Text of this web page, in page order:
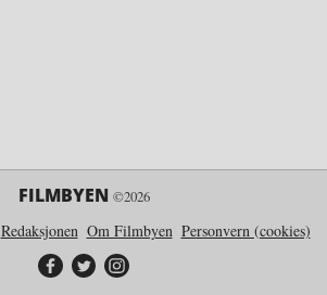
FILMBYEN ©2026
Redaksjonen Om Filmbyen Personvern (cookies)
Filmbyen på Facebook
Filmbyen på Twitter
Filmbyen på Instagram